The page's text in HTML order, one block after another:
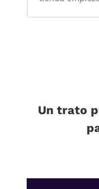
Un trato